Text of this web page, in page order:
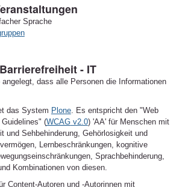
Sprache
- IT
dass alle Personen die Informationen
das System Plone. Es entspricht den "Web
(WCAGv2.0) 'AA' für Menschen mit
und Sehbehinderung, Gehörlosigkeit und
Lernbeschränkungen, kognitive
Sprachbehinderung,
Kombinationen von diesen.
Content-Autoren und -Autorinnen mit